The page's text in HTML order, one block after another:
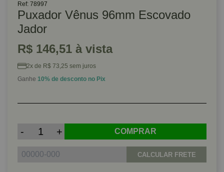
Ref: 78997
Puxador Vênus 96mm Escovado
Jador
R$ 146,51 à vista
2x de R$ 73,25 sem juros
Ganhe 10% de desconto no Pix
- + COMPRAR
CALCULAR FRETE